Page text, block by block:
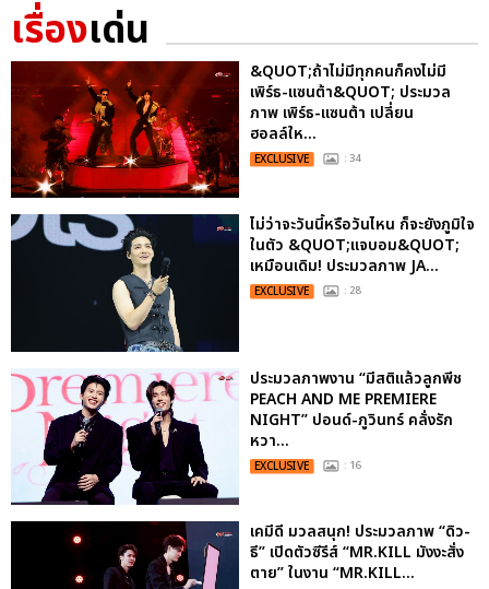
เรื่องเด่น
&QUOT;ถ้าไม่มีทุกคนก็คงไม่มี
เพิร์ธ-แซนต้า&QUOT; ประมวล
ภาพ เพิร์ธ-แซนต้า เปลี่ยน
ฮอลล์ให...
EXCLUSIVE : 34
ไม่ว่าจะวันนี้หรือวันไหน ก็จะยังภูมิใจ
ในตัว &QUOT;แจบอม&QUOT;
เหมือนเดิม! ประมวลภาพ JA...
EXCLUSIVE : 28
ประมวลภาพงาน “มีสติแล้วลูกพีช
PEACH AND ME PREMIERE
NIGHT” ปอนด์-ภูวินทร์ คลั่งรัก
หวา...
EXCLUSIVE : 16
เคมีดี มวลสนุก! ประมวลภาพ “ดิว-
ธี” เปิดตัวซีรีส์ “MR.KILL มังงะสั่ง
ตาย” ในงาน “MR.KILL...